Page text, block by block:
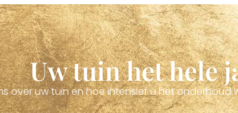
Uw tuin het hele
over uw tuin en hoe intensief u het onderhoud